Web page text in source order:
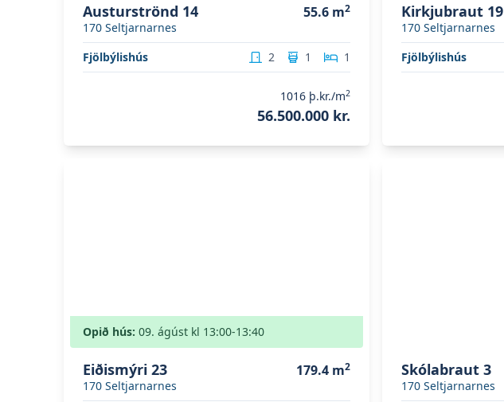
Austurströnd 14
170 Seltjarnarnes
55.6 m2
Fjölbýlishús 2 1 1
1016 þ.kr./m2
56.500.000 kr.
Kirkjubraut 19
170 Seltjarnarnes
Fjölbýlishús
Opið hús: 09. ágúst kl 13:00-13:40
Eiðismýri 23
170 Seltjarnarnes
179.4 m2 Skólabraut 3
170 Seltjarnarnes